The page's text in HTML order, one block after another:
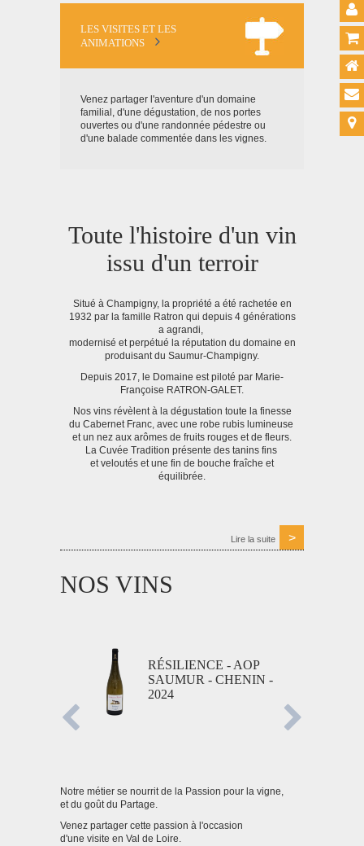
LES VISITES ET LES
ANIMATIONS
Venez partager l'aventure d'un domaine
familial, d'une dégustation, de nos portes
ouvertes ou d'une randonnée pédestre ou
d'une balade commentée dans les vignes.
Toute l'histoire d'un vin
issu d'un terroir
Situé à Champigny, la propriété a été rachetée en
1932 par la famille Ratron qui depuis 4 générations
a agrandi,
modernisé et perpétué la réputation du domaine en
produisant du Saumur-Champigny.
Depuis 2017, le Domaine est piloté par Marie-
Françoise RATRON-GALET.
Nos vins révèlent à la dégustation toute la finesse
du Cabernet Franc, avec une robe rubis lumineuse
et un nez aux arômes de fruits rouges et de fleurs.
La Cuvée Tradition présente des tanins fins
et veloutés et une fin de bouche fraîche et
équilibrée.
Lire la suite
NOS VINS
RÉSILIENCE - AOP
SAUMUR - CHENIN -
2024
Notre métier se nourrit de la Passion pour la vigne,
et du goût du Partage.
Venez partager cette passion à l'occasion
d'une visite en Val de Loire.